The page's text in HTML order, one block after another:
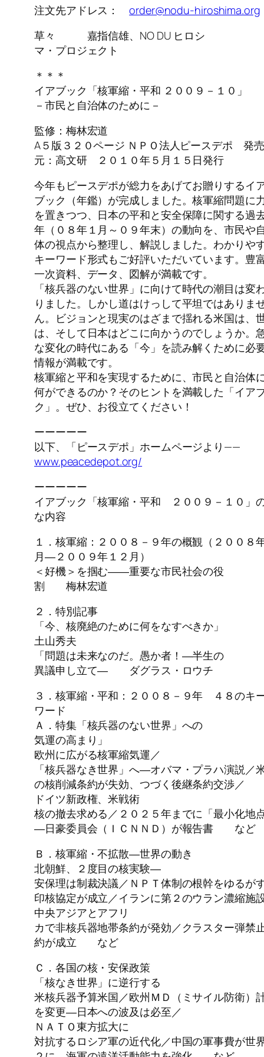
注文先アドレス：order@nodu-hiroshima.org
草々 嘉指信雄、NO DU ヒロシ
マ・プロジェクト
＊＊＊
イアブック「核軍縮・平和 ２００９－１０」
－市民と自治体のために－
監修：梅林宏道
A５版３２０ページ ＮＰＯ法人ピースデポ 発売
元：高文研 ２０１０年５月１５日発行
今年もピースデポが総力をあげてお贈りするイ
ブック（年鑑）が完成しました。核軍縮問題に
を置きつつ、日本の平和と安全保障に関する過
年（０８年１月～０９年末）の動向を、市民や
体の視点から整理し、解説しました。わかりや
キーワード形式もご好評いただいています。豊
一次資料、データ、図解が満載です。
「核兵器のない世界」に向けて時代の潮目は変
りました。しかし道はけっして平坦ではありま
ん。ビジョンと現実のはざまで揺れる米国は、
は、そして日本はどこに向かうのでしょうか。
な変化の時代にある「今」を読み解くために必
情報が満載です。
核軍縮と平和を実現するために、市民と自治体
何ができるのか？そのヒントを満載した「イア
ク」。ぜひ、お役立てください！
ーーーーー
以下、「ピースデポ」ホームページより——
www.peacedepot.org/
ーーーーー
イアブック「核軍縮・平和 ２００９－１０」
な内容
１．核軍縮：２００８－９年の概観（２００８
月―２００９年１２月）
＜好機＞を掴む――重要な市民社会の役
割 梅林宏道
２．特別記事
「今、核廃絶のために何をなすべきか」
土山秀夫
「問題は未来なのだ。愚か者！―半生の
異議申し立て― ダグラス・ロウチ
３．核軍縮・平和：２００８－９年 ４８のキ
ワード
Ａ．特集「核兵器のない世界」への
気運の高まり」
欧州に広がる核軍縮気運／
「核兵器なき世界」へ―オバマ・プラハ演説／
の核削減条約が失効、つづく後継条約交渉／
ドイツ新政権、米戦術
核の撤去求める／２０２５年までに「最小化地点
―日豪委員会（ＩＣＮＮＤ）が報告書 など
Ｂ．核軍縮・不拡散―世界の動き
北朝鮮、２度目の核実験―
安保理は制裁決議／ＮＰＴ体制の根幹をゆるが
印核協定が成立／イランに第２のウラン濃縮施
中央アジアとアフリ
カで非核兵器地帯条約が発効／クラスター弾禁
約が成立 など
Ｃ．各国の核・安保政策
「核なき世界」に逆行する
米核兵器予算米国／欧州ＭＤ（ミサイル防衛）
を変更―日本への波及は必至／
ＮＡＴＯ東方拡大に
対抗するロシア軍の近代化／中国の軍事費が世